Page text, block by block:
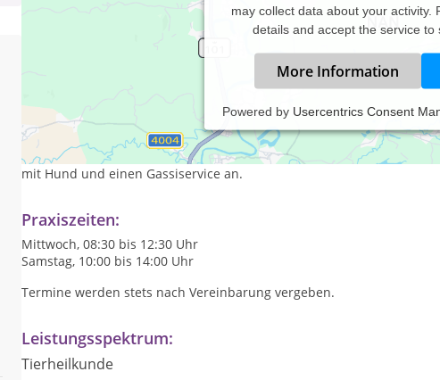
may collect data about your activity.
details and accept the service to
More Information
Powered by Usercentrics Consent
In meiner mobilen Tierheilpraxis behandle ich grundsätzlich alle
Therapieschwerpunkte sind TCVM und Systemische Beratung,
mit Hund und einen Gassiservice an.
Praxiszeiten:
Mittwoch, 08:30 bis 12:30 Uhr
Samstag, 10:00 bis 14:00 Uhr
Termine werden stets nach Vereinbarung vergeben.
Leistungsspektrum:
Tierheilkunde